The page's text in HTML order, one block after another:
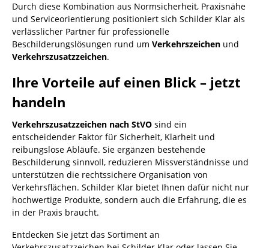
Durch diese Kombination aus Normsicherheit, Praxisnähe
und Serviceorientierung positioniert sich Schilder Klar als
verlässlicher Partner für professionelle
Beschilderungslösungen rund um Verkehrszeichen und
Verkehrszusatzzeichen.
Ihre Vorteile auf einen Blick – jetzt
handeln
Verkehrszusatzzeichen nach StVO sind ein
entscheidender Faktor für Sicherheit, Klarheit und
reibungslose Abläufe. Sie ergänzen bestehende
Beschilderung sinnvoll, reduzieren Missverständnisse und
unterstützen die rechtssichere Organisation von
Verkehrsflächen. Schilder Klar bietet Ihnen dafür nicht nur
hochwertige Produkte, sondern auch die Erfahrung, die es
in der Praxis braucht.
Entdecken Sie jetzt das Sortiment an